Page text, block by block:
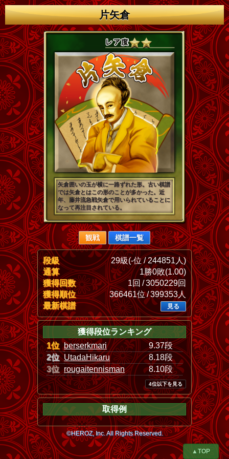
片矢倉
矢倉囲いの玉が横に一路ずれた形。古い棋譜
では矢倉とはこの形のことが多かった。近
年、藤井流急戦矢倉で用いられていることに
なって再注目されている。
観戦 棋譜一覧
段級
29級(-位 / 244851人)
通算
1勝0敗(1.00)
獲得回数
1回 / 3050229回
獲得順位
366461位 / 399353人
最新棋譜
見る
獲得段位ランキング
1位 berserkmari
9.37段
2位 UtadaHikaru
8.18段
3位 rougaitennisman 8.10段
4位以下を見る
取得例
©HEROZ, Inc. All Rights Reserved.
▲TOP